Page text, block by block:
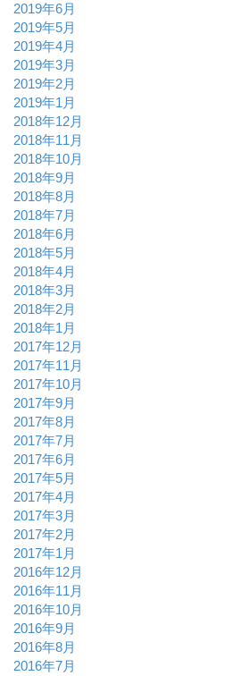
2019年6月
2019年5月
2019年4月
2019年3月
2019年2月
2019年1月
2018年12月
2018年11月
2018年10月
2018年9月
2018年8月
2018年7月
2018年6月
2018年5月
2018年4月
2018年3月
2018年2月
2018年1月
2017年12月
2017年11月
2017年10月
2017年9月
2017年8月
2017年7月
2017年6月
2017年5月
2017年4月
2017年3月
2017年2月
2017年1月
2016年12月
2016年11月
2016年10月
2016年9月
2016年8月
2016年7月